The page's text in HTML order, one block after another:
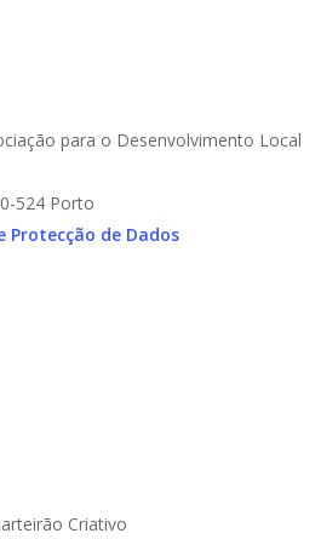
para o Desenvolvimento Local
524 Porto
Protecção de Dados
Criativo